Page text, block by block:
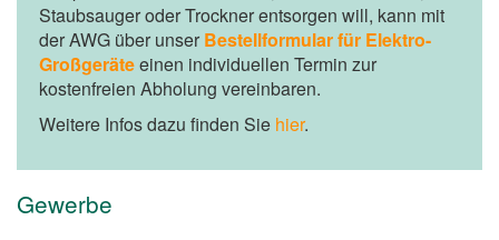
Staubsauger oder Trockner entsorgen will, kann mit
der AWG über unser Bestellformular für Elektro-
Großgeräteeinen individuellen Termin zur
kostenfreien Abholung vereinbaren.
Weitere Infos dazu finden Sie hier.
Gewerbe